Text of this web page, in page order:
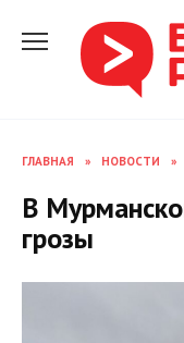
содержанию
ГЛАВНАЯ » НОВОСТИ »
В
грозы